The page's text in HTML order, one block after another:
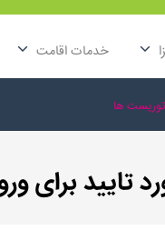
خدمات اقامت
ها
تایید برای